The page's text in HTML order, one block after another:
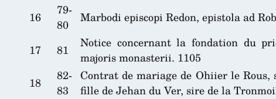
16
79-
80
Marbodi episcopi Redon, epistola ad
17 81
Notice concernant la fondation du
majoris monasterii. 1105
18
82-
83
Contrat de mariage de Ohiier le Rous,
fille de Jehan du Ver, sire de la